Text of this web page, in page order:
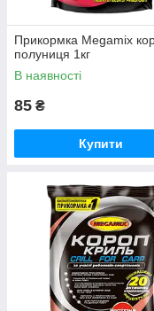
Прикормка Megamix
полуниця 1кг
В наявності
85 ₴
Купити